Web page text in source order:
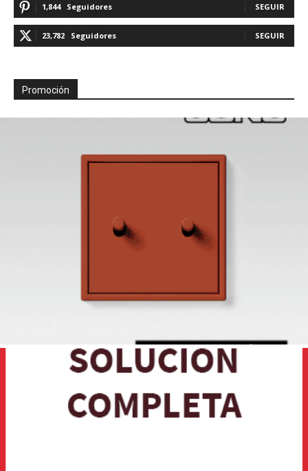
1,844 Seguidores SEGUIR
23,782 Seguidores SEGUIR
Promoción